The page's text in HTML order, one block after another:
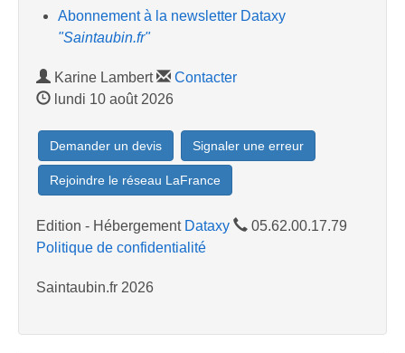
Abonnement à la newsletter Dataxy
"Saintaubin.fr"
Karine Lambert
Contacter
lundi 10 août 2026
Demander un devis Signaler une erreur
Rejoindre le réseau LaFrance
Edition - Hébergement Dataxy
05.62.00.17.79
Politique de confidentialité
Saintaubin.fr 2026